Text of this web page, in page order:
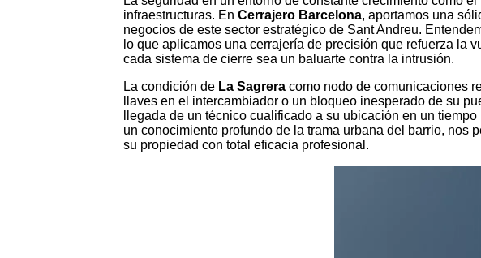
infraestructuras. En Cerrajero Barcelona, aportamos una
negocios de este sector estratégico de Sant Andreu.
lo que aplicamos una cerrajería de precisión que refuerza la
cada sistema de cierre sea un baluarte contra la intrusión.
La condición de La Sagrera como nodo de comunicaciones
llaves en el intercambiador o un bloqueo inesperado de su
llegada de un técnico cualificado a su ubicación en un
un conocimiento profundo de la trama urbana del barrio, nos
su propiedad con total eficacia profesional.